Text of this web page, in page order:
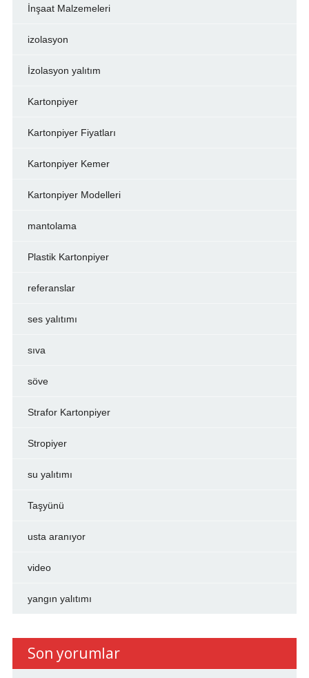
İnşaat Malzemeleri
izolasyon
İzolasyon yalıtım
Kartonpiyer
Kartonpiyer Fiyatları
Kartonpiyer Kemer
Kartonpiyer Modelleri
mantolama
Plastik Kartonpiyer
referanslar
ses yalıtımı
sıva
söve
Strafor Kartonpiyer
Stropiyer
su yalıtımı
Taşyünü
usta aranıyor
video
yangın yalıtımı
Son yorumlar